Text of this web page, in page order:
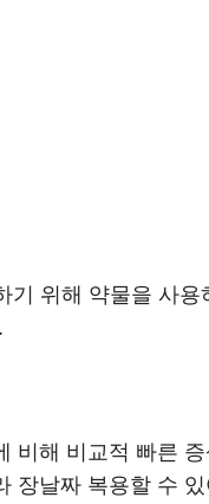
기 위해 약물을 사
비해 비교적 빠른
장날짜 복용할 수